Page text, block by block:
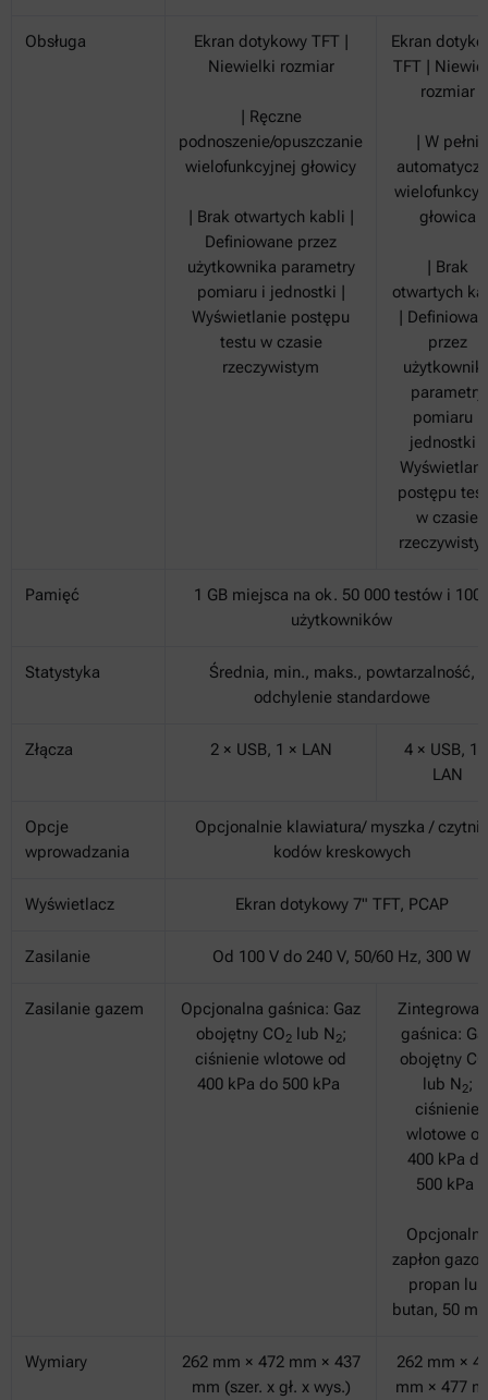
Obsługa
Ekran dotykowy TFT |
Niewielki rozmiar
| Ręczne
podnoszenie/opuszczanie
wielofunkcyjnej głowicy
| Brak otwartych kabli |
Definiowane przez
użytkownika parametry
pomiaru i jednostki |
Wyświetlanie postępu
testu w czasie
rzeczywistym
Ekran
TFT |
rozmiar
| W pełni
głowica
| Brak
otwartych
|
przez
parametry
pomiaru i
jednostki |
postępu
w czasie
Pamięć
1 GB miejsca na ok. 50 000 testów i
użytkowników
Statystyka
Średnia, min., maks., powtarzalność,
odchylenie standardowe
Złącza 2 × USB, 1 × LAN
4 × USB, 1
LAN
Opcje
wprowadzania
Opcjonalnie klawiatura/ myszka / czytnik
kodów kreskowych
Wyświetlacz Ekran dotykowy 7" TFT, PCAP
Zasilanie Od 100 V do 240 V, 50/60 Hz, 300 W
Zasilanie gazem
Opcjonalna gaśnica: Gaz
obojętny CO2lub N2;
ciśnienie wlotowe od
400 kPa do 500 kPa
gaśnica:
obojętny CO
lub N2;
ciśnienie
wlotowe od
400 kPa do
500 kPa
Opcjonalny
zapłon
propan lub
butan, 50
Wymiary
262 mm × 472 mm × 437
mm (szer. x gł. x wys.)
262 mm ×
mm × 477